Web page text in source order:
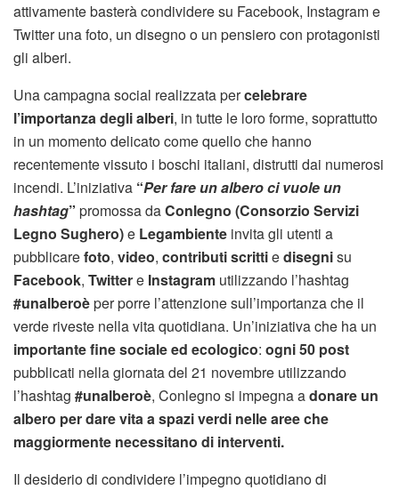
attivamente basterà condividere su Facebook, Instagram e
Twitter una foto, un disegno o un pensiero con protagonisti
gli alberi.
Una campagna social realizzata percelebrare
l’importanza degli alberi, in tutte le loro forme, soprattutto
in un momento delicato come quello che hanno
recentemente vissuto i boschi italiani, distrutti dai numerosi
incendi. L’iniziativa “Per fare un albero ci vuole un
hashtag” promossa daConlegno (Consorzio Servizi
Legno Sughero)e Legambiente invita gli utenti a
pubblicarefoto, video, contributi scrittiedisegnisu
Facebook, Twittere Instagram utilizzando l’hashtag
#unalberoèper porre l’attenzione sull’importanza che il
verde riveste nella vita quotidiana. Un’iniziativa che ha un
importante fine sociale ed ecologico: ogni 50 post
pubblicati nella giornata del 21 novembre utilizzando
l’hashtag #unalberoè, Conlegno si impegna adonare un
albero per dare vita a spazi verdi nelle aree che
maggiormente necessitano di interventi.
Il desiderio di condividere l’impegno quotidiano di